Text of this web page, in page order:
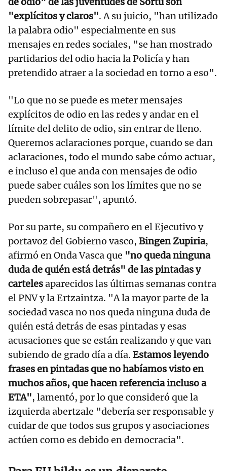
"explícitos y claros". A su juicio, "han utilizado
la palabra odio" especialmente en sus
mensajes en redes sociales, "se han mostrado
partidarios del odio hacia la Policía y han
pretendido atraer a la sociedad en torno a eso".
"Lo que no se puede es meter mensajes
explícitos de odio en las redes y andar en el
límite del delito de odio, sin entrar de lleno.
Queremos aclaraciones porque, cuando se dan
aclaraciones, todo el mundo sabe cómo actuar,
e incluso el que anda con mensajes de odio
puede saber cuáles son los límites que no se
pueden sobrepasar", apuntó.
Por su parte, su compañero en el Ejecutivo y
portavoz del Gobierno vasco, Bingen Zupiria,
afirmó en Onda Vasca que "no queda ninguna
duda de quién está detrás" de las pintadas y
cartelesaparecidos las últimas semanas contra
el PNV y la Ertzaintza. "A la mayor parte de la
sociedad vasca no nos queda ninguna duda de
quién está detrás de esas pintadas y esas
acusaciones que se están realizando y que van
subiendo de grado día a día. Estamos leyendo
frases en pintadas que no habíamos visto en
muchos años, que hacen referencia incluso a
ETA", lamentó, por lo que consideró que la
izquierda abertzale "debería ser responsable y
cuidar de que todos sus grupos y asociaciones
actúen como es debido en democracia".